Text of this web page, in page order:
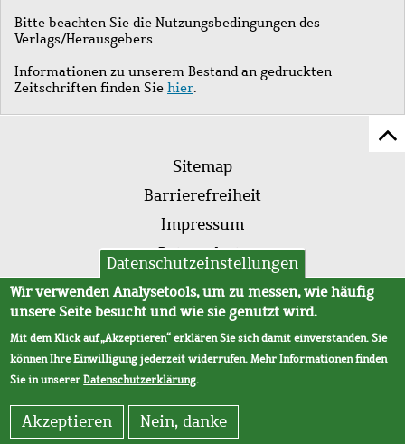
Bitte beachten Sie die Nutzungsbedingungen des
Verlags/Herausgebers.
Informationen zu unserem Bestand an gedruckten
Zeitschriften finden Sie hier.
Fußleistenmenü
Sitemap
Barrierefreiheit
Impressum
Datenschutz
AVB
Datenschutzeinstellungen
Wir verwenden Analysetools, um zu messen, wie häufig
unsere Seite besucht und wie sie genutzt wird.
Mit dem Klick auf „Akzeptieren“ erklären Sie sich damit einverstanden. Sie
können Ihre Einwilligung jederzeit widerrufen. Mehr Informationen finden
Sie in unsererDatenschutzerklärung.
Akzeptieren Nein, danke